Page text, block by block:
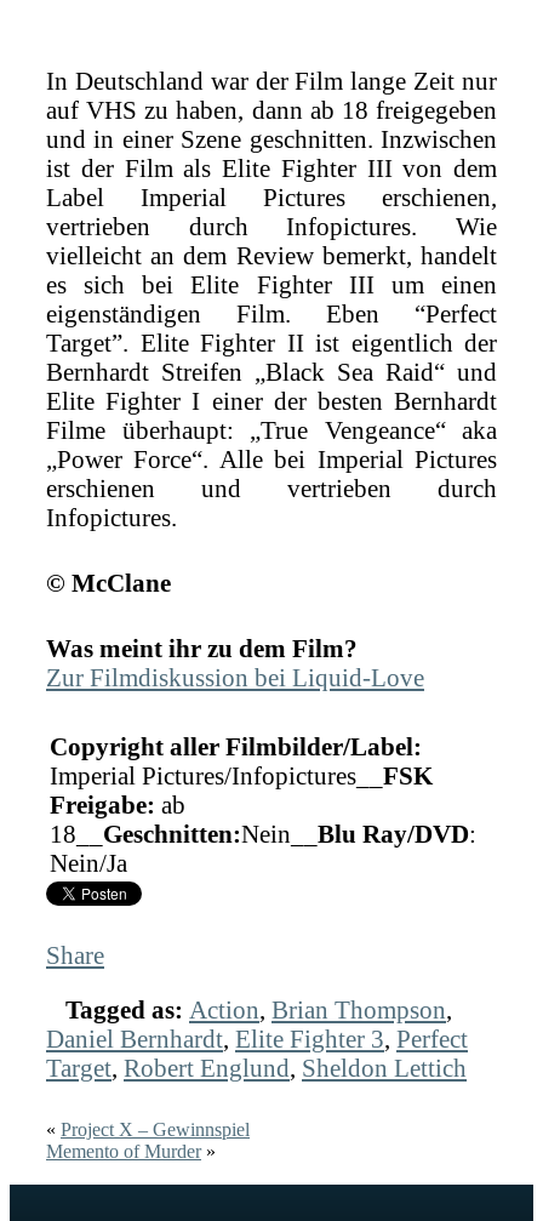
In Deutschland war der Film lange Zeit nur
auf VHS zu haben, dann ab 18 freigegeben
und in einer Szene geschnitten. Inzwischen
ist der Film als Elite Fighter III von dem
Label Imperial Pictures erschienen,
vertrieben durch Infopictures. Wie
vielleicht an dem Review bemerkt, handelt
es sich bei Elite Fighter III um einen
eigenständigen Film. Eben “Perfect
Target”. Elite Fighter II ist eigentlich der
Bernhardt Streifen „Black Sea Raid“ und
Elite Fighter I einer der besten Bernhardt
Filme überhaupt: „True Vengeance“ aka
„Power Force“. Alle bei Imperial Pictures
erschienen und vertrieben durch
Infopictures.
© McClane
Was meint ihr zu dem Film?
Zur Filmdiskussion bei Liquid-Love
Copyright aller Filmbilder/Label:
Imperial Pictures/Infopictures__ FSK
Freigabe: ab
18__ Geschnitten:Nein__ Blu Ray/DVD:
Nein/Ja
Share
Tagged as: Action Brian Thompson
Daniel Bernhardt Elite Fighter 3 Perfect
Target Robert Englund Sheldon Lettich
« Project X – Gewinnspiel
Memento of Murder»